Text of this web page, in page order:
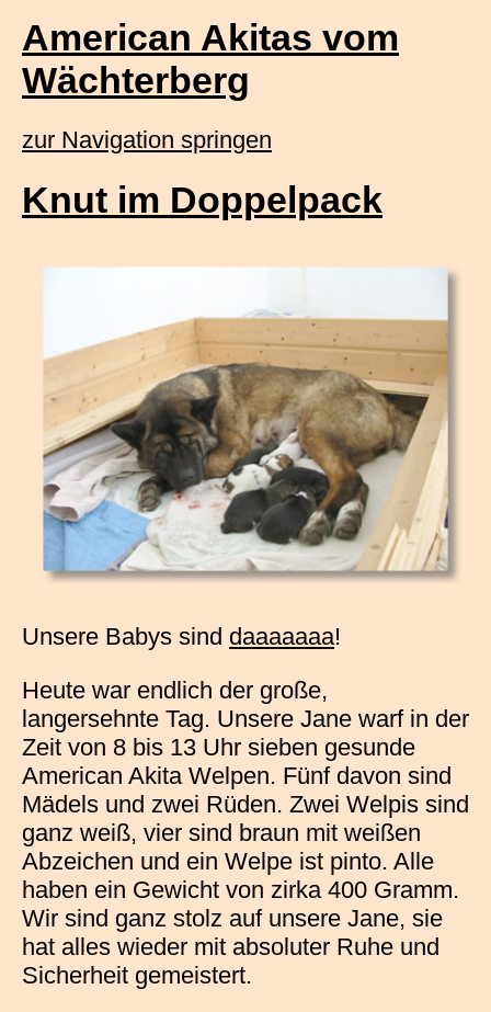
American Akitas vom
Wächterberg
zur Navigation springen
Knut im Doppelpack
Unsere Babys sind daaaaaaa!
Heute war endlich der große,
langersehnte Tag. Unsere Jane warf in der
Zeit von 8 bis 13 Uhr sieben gesunde
American Akita Welpen. Fünf davon sind
Mädels und zwei Rüden. Zwei Welpis sind
ganz weiß, vier sind braun mit weißen
Abzeichen und ein Welpe ist pinto. Alle
haben ein Gewicht von zirka 400 Gramm.
Wir sind ganz stolz auf unsere Jane, sie
hat alles wieder mit absoluter Ruhe und
Sicherheit gemeistert.